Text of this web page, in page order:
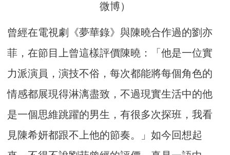
微博）
曾經在電視劇《夢華錄》與陳曉合作過的劉亦
菲，在節目上曾這樣評價陳曉：「他是一位實
力派演員，演技不俗，每次都能將每個角色的
情感都展現得淋漓盡致，不過現實生活中的他
是一個思維跳躍的男生，有很多次探班，我看
見陳希妍都跟不上他的節奏。」如今回想起